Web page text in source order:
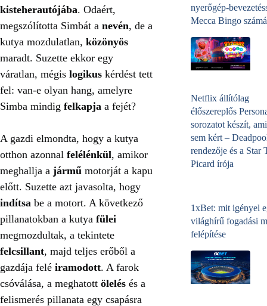
kisteherautójába. Odaért,
megszólította Simbát a nevén, de a
kutya mozdulatlan, közönyös
maradt. Suzette ekkor egy
váratlan, mégis logikus kérdést tett
fel: van-e olyan hang, amelyre
Simba mindig felkapja a fejét?
A gazdi elmondta, hogy a kutya
otthon azonnal felélénkül, amikor
meghallja a jármű motorját a kapu
előtt. Suzette azt javasolta, hogy
indítsa be a motort. A következő
pillanatokban a kutya fülei
megmozdultak, a tekintete
felcsillant, majd teljes erőből a
gazdája felé iramodott. A farok
csóválása, a meghatott ölelés és a
felismerés pillanata egy csapásra
nyerőgép-
Mecca Bingo
Netflix állítólag
élőszereplős
sorozatot készít,
sem kért –
rendezője és a Star
Picard írója
1xBet: mit igényel
világhírű fogadási
felépítése